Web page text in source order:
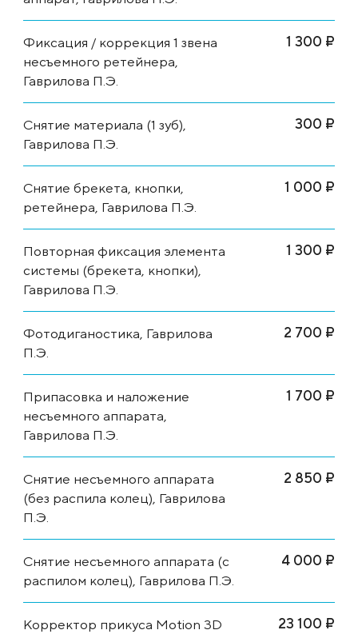
Фиксация / коррекция 1 звена
несъемного ретейнера,
Гаврилова П.Э.
1 300 ₽
Снятие материала (1 зуб),
Гаврилова П.Э.
300 ₽
Снятие брекета, кнопки,
ретейнера, Гаврилова П.Э.
1 000 ₽
Повторная фиксация элемента
системы (брекета, кнопки),
Гаврилова П.Э.
1 300 ₽
Фотодиганостика, Гаврилова
П.Э.
2 700 ₽
Припасовка и наложение
несъемного аппарата,
Гаврилова П.Э.
1 700 ₽
Снятие несъемного аппарата
(без распила колец), Гаврилова
П.Э.
2 850 ₽
Снятие несъемного аппарата (с
распилом колец), Гаврилова П.Э.
4 000 ₽
Корректор прикуса Motion 3D
23 100 ₽